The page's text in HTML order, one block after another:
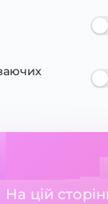
На цій